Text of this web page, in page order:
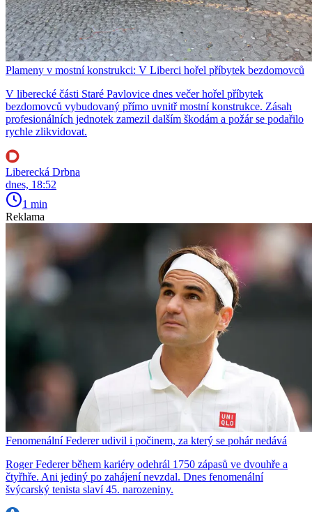
Plameny v mostní konstrukci: V Liberci hořel příbytek bezdomovců
V liberecké části Staré Pavlovice dnes večer hořel příbytek
bezdomovců vybudovaný přímo uvnitř mostní konstrukce. Zásah
profesionálních jednotek zamezil dalším škodám a požár se podařilo
rychle zlikvidovat.
Liberecká Drbna
dnes, 18:52
1 min
Reklama
Fenomenální Federer udivil i počinem, za který se pohár nedává
Roger Federer během kariéry odehrál 1750 zápasů ve dvouhře a
čtyřhře. Ani jediný po zahájení nevzdal. Dnes fenomenální
švýcarský tenista slaví 45. narozeniny.